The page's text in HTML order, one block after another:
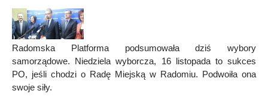
Radomska Platforma podsumowała dziś wybory
samorządowe. Niedziela wyborcza, 16 listopada to sukces
PO, jeśli chodzi o Radę Miejską w Radomiu. Podwoiła ona
swoje siły.